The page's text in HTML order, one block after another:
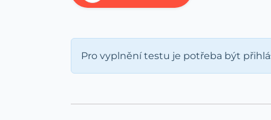
Pro vyplnění testu je potřeba být